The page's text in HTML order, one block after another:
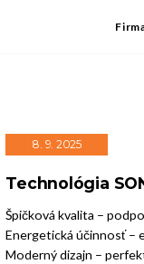
8. 9. 2025
Technológia
Špičková kvalita –
Energetická účinnosť –
Moderný dizajn –